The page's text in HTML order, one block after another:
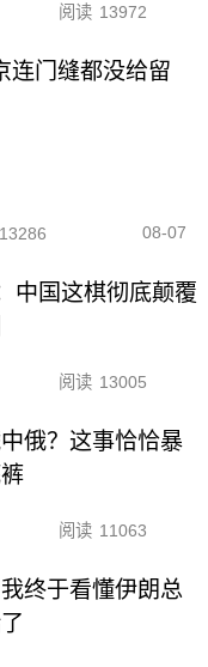
阅读 13972
连门缝都没给留
13286 08-07
中国这棋彻底颠覆
阅读 13005
俄？这事恰恰暴
阅读 11063
终于看懂伊朗总